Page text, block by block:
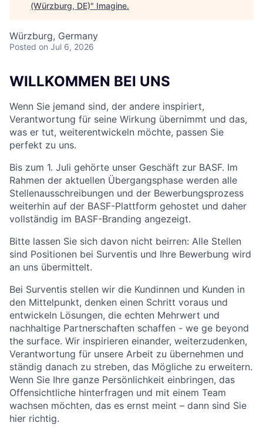
(Würzburg, DE)" Imagine.
Würzburg, Germany
Posted on Jul 6, 2026
WILLKOMMEN BEI UNS
Wenn Sie jemand sind, der andere inspiriert,
Verantwortung für seine Wirkung übernimmt und das,
was er tut, weiterentwickeln möchte, passen Sie
perfekt zu uns.
Bis zum 1. Juli gehörte unser Geschäft zur BASF. Im
Rahmen der aktuellen Übergangsphase werden alle
Stellenausschreibungen und der Bewerbungsprozess
weiterhin auf der BASF-Plattform gehostet und daher
vollständig im BASF-Branding angezeigt.
Bitte lassen Sie sich davon nicht beirren: Alle Stellen
sind Positionen bei Surventis und Ihre Bewerbung wird
an uns übermittelt.
Bei Surventis stellen wir die Kundinnen und Kunden in
den Mittelpunkt, denken einen Schritt voraus und
entwickeln Lösungen, die echten Mehrwert und
nachhaltige Partnerschaften schaffen - we ge beyond
the surface. Wir inspirieren einander, weiterzudenken,
Verantwortung für unsere Arbeit zu übernehmen und
ständig danach zu streben, das Mögliche zu erweitern.
Wenn Sie Ihre ganze Persönlichkeit einbringen, das
Offensichtliche hinterfragen und mit einem Team
wachsen möchten, das es ernst meint – dann sind Sie
hier richtig.